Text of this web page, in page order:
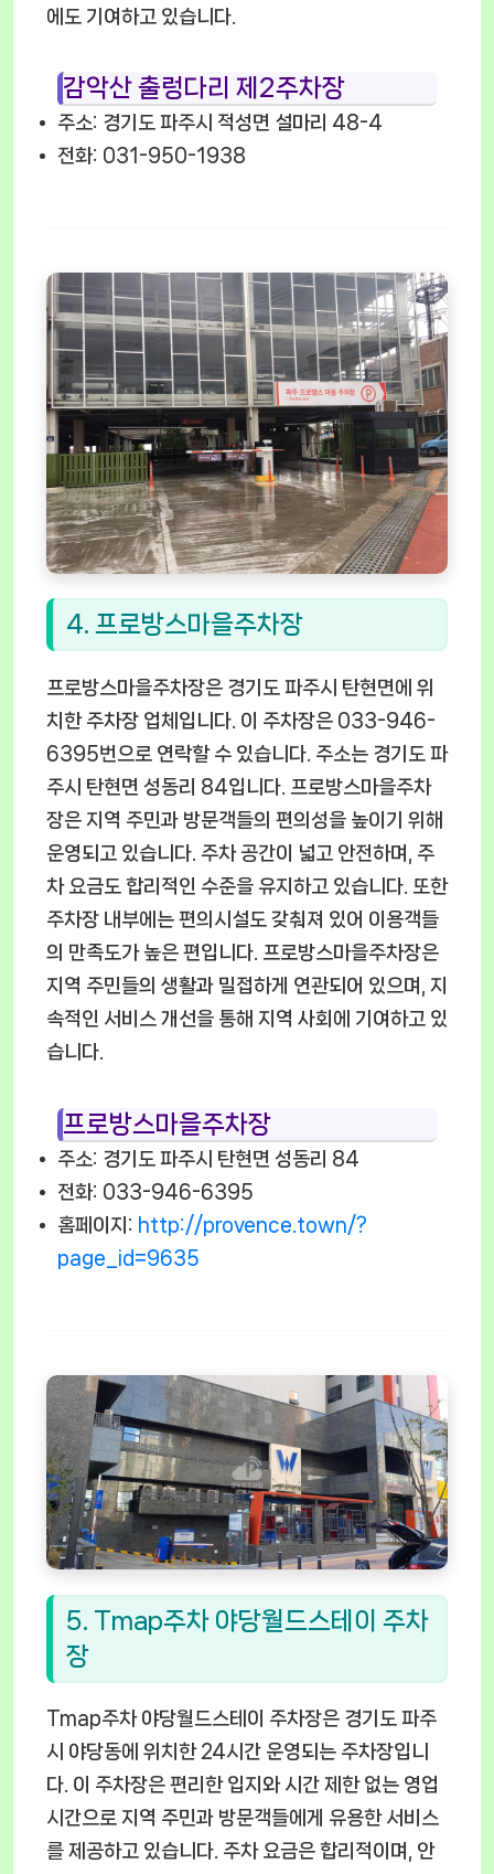
에도 기여하고 있습니다.
감악산 출렁다리 제2주차장
주소: 경기도 파주시 적성면 설마리 48-4
전화: 031-950-1938
4. 프로방스마을주차장
프로방스마을주차장은 경기도 파주시 탄현면에 위
치한 주차장 업체입니다. 이 주차장은 033-946-
6395번으로 연락할 수 있습니다. 주소는 경기도 파
주시 탄현면 성동리 84입니다. 프로방스마을주차
장은 지역 주민과 방문객들의 편의성을 높이기 위해
운영되고 있습니다. 주차 공간이 넓고 안전하며, 주
차 요금도 합리적인 수준을 유지하고 있습니다. 또한
주차장 내부에는 편의시설도 갖춰져 있어 이용객들
의 만족도가 높은 편입니다. 프로방스마을주차장은
지역 주민들의 생활과 밀접하게 연관되어 있으며, 지
속적인 서비스 개선을 통해 지역 사회에 기여하고 있
습니다.
프로방스마을주차장
주소: 경기도 파주시 탄현면 성동리 84
전화: 033-946-6395
홈페이지: http://provence.town/?
page_id=9635
5. Tmap주차 야당월드스테이 주차
장
Tmap주차 야당월드스테이 주차장은 경기도 파주
시 야당동에 위치한 24시간 운영되는 주차장입니
다. 이 주차장은 편리한 입지와 시간 제한 없는 영업
시간으로 지역 주민과 방문객들에게 유용한 서비스
를 제공하고 있습니다. 주차 요금은 합리적이며, 안